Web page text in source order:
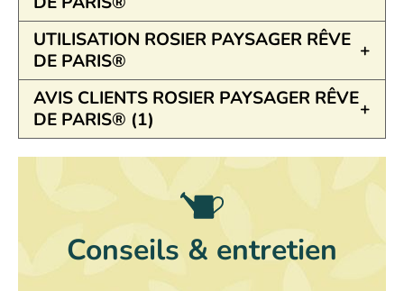
UTILISATION ROSIER PAYSAGER RÊVE
DE PARIS®
AVIS CLIENTS ROSIER PAYSAGER RÊVE
DE PARIS® (1)
Conseils & entretien